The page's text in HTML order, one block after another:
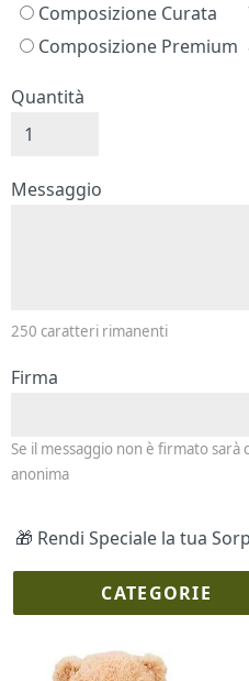
Composizione Curata
Composizione Premium
Quantità
Messaggio e firma
Messaggio
250 caratteri rimanenti
Firma
Se il messaggio non è firmato
anonima
🎁 Rendi Speciale la tua
CATEGORIE
I più scelti